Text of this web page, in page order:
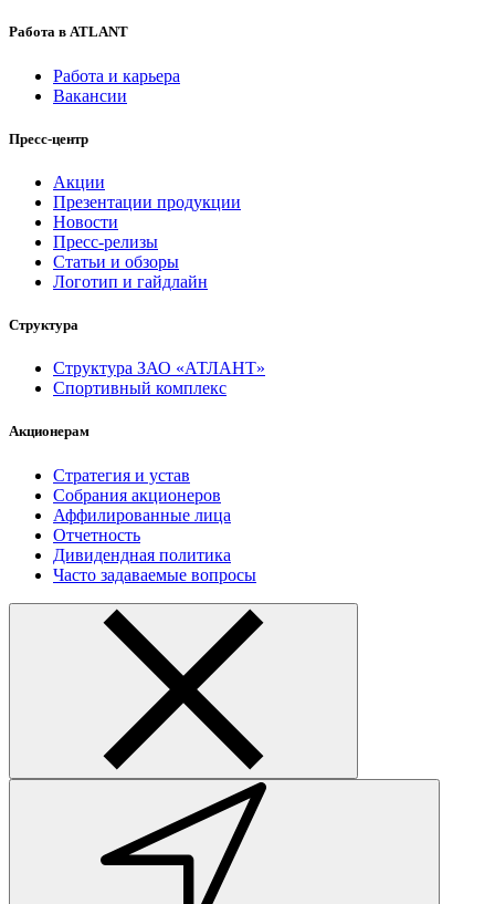
Работа в ATLANT
Работа и карьера
Вакансии
Пресс-центр
Акции
Презентации продукции
Новости
Пресс-релизы
Статьи и обзоры
Логотип и гайдлайн
Структура
Структура ЗАО «АТЛАНТ»
Спортивный комплекс
Акционерам
Стратегия и устав
Собрания акционеров
Аффилированные лица
Отчетность
Дивидендная политика
Часто задаваемые вопросы